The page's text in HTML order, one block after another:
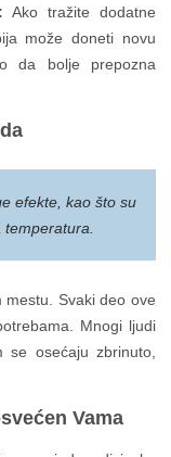
Ako tražite dodatne
može doneti novu
da bolje prepozna
efekte, kao što su
Svaki deo ove
Mnogi ljudi
osećaju zbrinuto,
Vama